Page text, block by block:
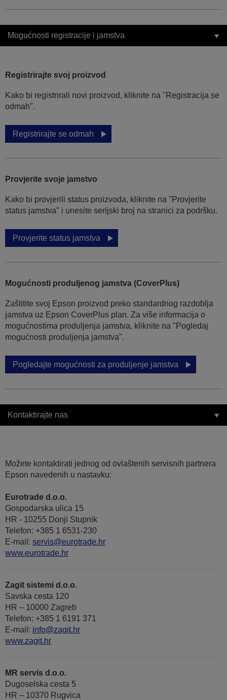
Mogućnosti registracije i jamstva
Registrirajte svoj proizvod
Kako bi registrirali novi proizvod, kliknite na "Registracija se
odmah".
Registrirajte se odmah
Provjerite svoje jamstvo
Kako bi provjerili status proizvoda, kliknite na "Provjerite
status jamstva" i unesite serijski broj na stranici za podršku.
Provjerite status jamstva
Mogućnosti produljenog jamstva (CoverPlus)
Zaštitite svoj Epson proizvod preko standardnog razdoblja
jamstva uz Epson CoverPlus plan. Za više informacija o
mogućnostima produljenja jamstva, kliknite na "Pogledaj
mogućnosti produljenja jamstva".
Pogledajte mogućnosti za produljenje jamstva
Kontaktirajte nas
Možete kontaktirati jednog od ovlaštenih servisnih partnera
Epson navedenih u nastavku:
Eurotrade d.o.o.
Gospodarska ulica 15
HR - 10255 Donji Stupnik
Telefon: +385 1 6531-230
E-mail: servis@eurotrade.hr
www.eurotrade.hr
Zagit sistemi d.o.o.
Savska cesta 120
HR – 10000 Zagreb
Telefon: +385 1 6191 371
E-mail: info@zagit.hr
www.zagit.hr
MR servis d.o.o.
Dugoselska cesta 5
HR – 10370 Rugvica